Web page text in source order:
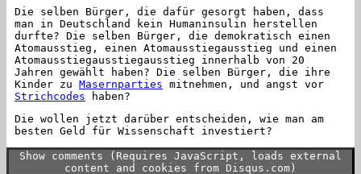
Die selben Bürger, die dafür gesorgt haben, dass
man in Deutschland kein Humaninsulin herstellen
durfte? Die selben Bürger, die demokratisch einen
Atomausstieg, einen Atomausstiegausstieg und einen
Atomausstiegausstiegausstieg innerhalb von 20
Jahren gewählt haben? Die selben Bürger, die ihre
Kinder zu Masernparties mitnehmen, und angst vor
Strichcodes haben?
Die wollen jetzt darüber entscheiden, wie man am
besten Geld für Wissenschaft investiert?
Show comments (Requires JavaScript, loads external
content and cookies from Disqus.com)